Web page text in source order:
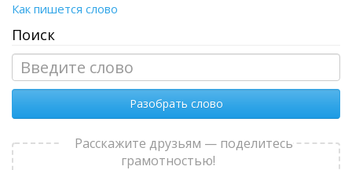
Как пишется слово
Поиск
Разобрать слово
Расскажите друзьям — поделитесь
грамотностью!